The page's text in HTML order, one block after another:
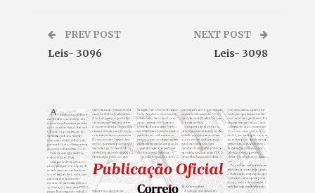
PREV POST
Leis- 3096
NEXT POST
Leis- 3098